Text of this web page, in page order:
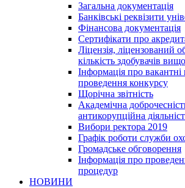
Загальна документація
Банківські реквізити
Фінансова документація
Сертифікати про
Ліцензія, ліцензований
кількість здобувачів
Інформація про вакантні
проведення конкурсу
Щорічна звітність
Академічна
антикорупційна
Вибори ректора 2019
Графік роботи служби
Громадське обговорення
Інформація про
процедур
НОВИНИ